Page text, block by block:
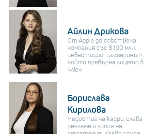
Айлин Дрикова
От Apple до собствена
компания със $100 млн.
инвестиции: Българинът,
който превърна лицето в
ключ
Борислава
Кирилова
Недостиг на кадри, слаба
реклама и липса на